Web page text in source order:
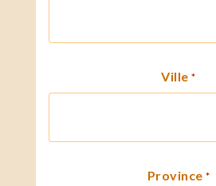
Ville *
Province *